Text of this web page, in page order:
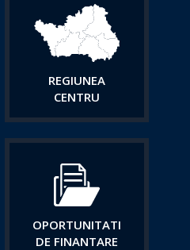
REGIUNEA
CENTRU
OPORTUNITATI
DE FINANTARE